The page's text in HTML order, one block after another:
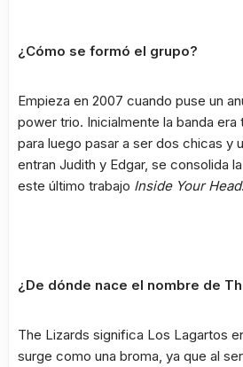
¿Cómo se formó el grupo?
Empieza en 2007 cuando puse un
power trio. Inicialmente la banda
para luego pasar a ser dos chicas y
entran Judith y Edgar, se consolida
este último trabajo Inside Your Head.
¿De dónde nace el nombre de
The Lizards significa Los Lagartos
surge como una broma, ya que al